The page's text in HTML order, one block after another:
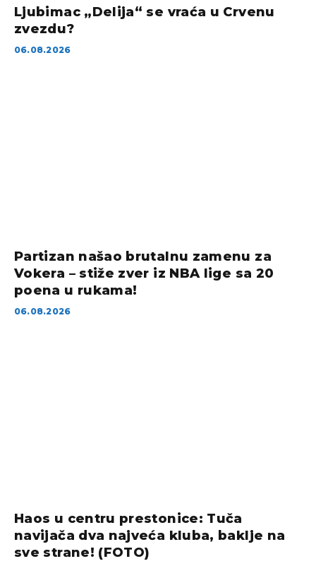
Ljubimac „Delija“ se vraća u Crvenu
zvezdu?
06.08.2026
Partizan našao brutalnu zamenu za
Vokera – stiže zver iz NBA lige sa 20
poena u rukama!
06.08.2026
Haos u centru prestonice: Tuča
navijača dva najveća kluba, baklje na
sve strane! (FOTO)